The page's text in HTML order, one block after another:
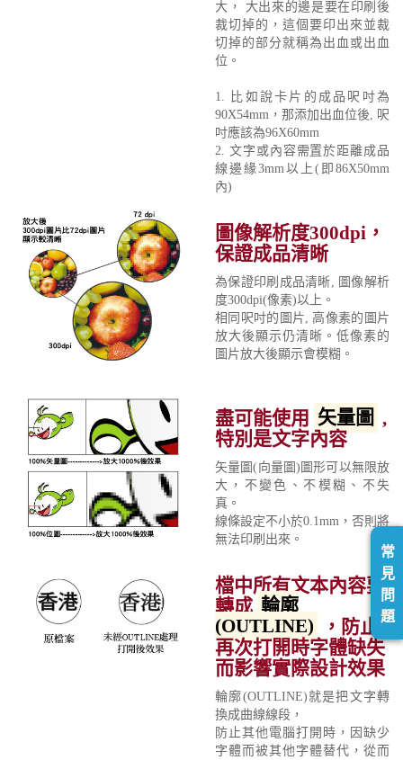
大， 大出來的邊是要在印刷後
裁切掉的，這個要印出來並裁
切掉的部分就稱為出血或出血
位。
1. 比如說卡片的成品呎吋為
90X54mm，那添加出血位後, 呎
吋應該為96X60mm
2. 文字或內容需置於距離成品
線邊緣3mm以上(即86X50mm
內)
圖像解析度300dpi，
保證成品清晰
為保證印刷成品清晰, 圖像解析
度300dpi(像素)以上。
相同呎吋的圖片, 高像素的圖片
放大後顯示仍清晰。低像素的
圖片放大後顯示會模糊。
盡可能使用 矢量圖 ,
特別是文字內容
矢量圖(向量圖)圖形可以無限放
大，不變色、不模糊、不失
真。
線條設定不小於0.1mm，否則將
無法印刷出來。
檔中所有文本內容要
轉成 輪廓
(OUTLINE)
，防止
再次打開時字體缺失
而影響實際設計效果
輪廓(OUTLINE)就是把文字轉
換成曲線線段，
防止其他電腦打開時，因缺少
字體而被其他字體替代，從而
常
見
問
題